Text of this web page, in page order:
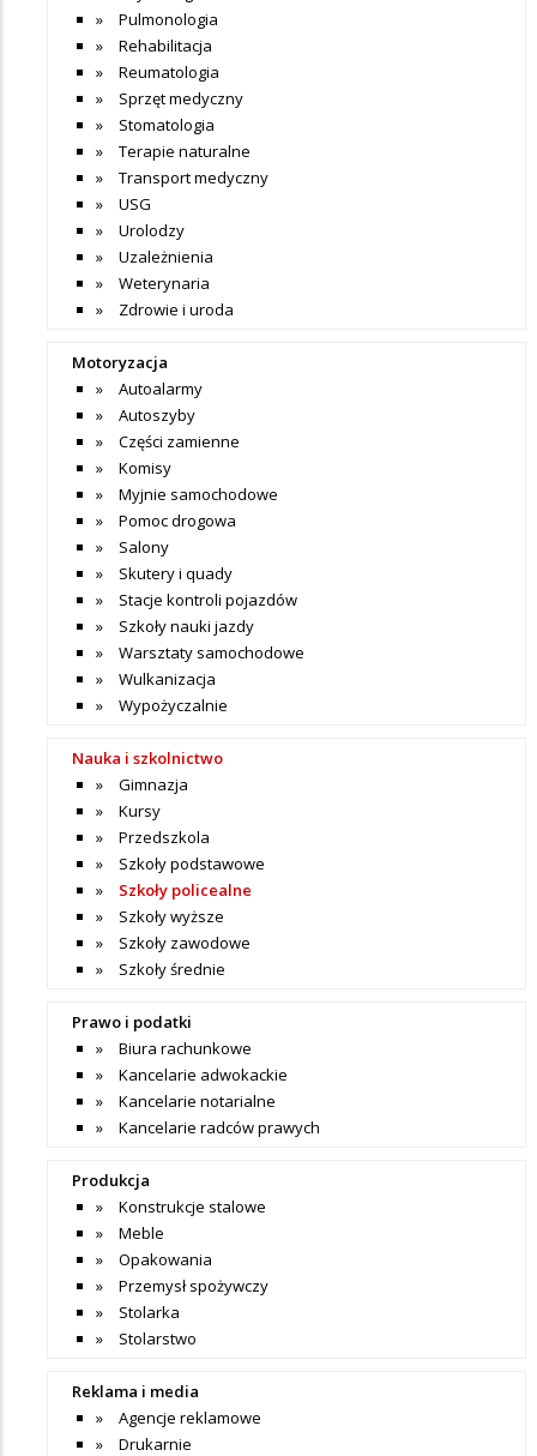
Pulmonologia
Rehabilitacja
Reumatologia
Sprzęt medyczny
Stomatologia
Terapie naturalne
Transport medyczny
USG
Urolodzy
Uzależnienia
Weterynaria
Zdrowie i uroda
Motoryzacja
Autoalarmy
Autoszyby
Części zamienne
Komisy
Myjnie samochodowe
Pomoc drogowa
Salony
Skutery i quady
Stacje kontroli pojazdów
Szkoły nauki jazdy
Warsztaty samochodowe
Wulkanizacja
Wypożyczalnie
Nauka i szkolnictwo
Gimnazja
Kursy
Przedszkola
Szkoły podstawowe
Szkoły policealne
Szkoły wyższe
Szkoły zawodowe
Szkoły średnie
Prawo i podatki
Biura rachunkowe
Kancelarie adwokackie
Kancelarie notarialne
Kancelarie radców prawych
Produkcja
Konstrukcje stalowe
Meble
Opakowania
Przemysł spożywczy
Stolarka
Stolarstwo
Reklama i media
Agencje reklamowe
Drukarnie